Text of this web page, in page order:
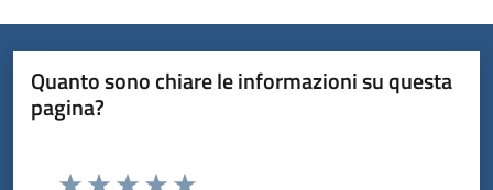
Quanto sono chiare le informazioni su questa
pagina?
Valuta da 1 a 5 stelle la pagina